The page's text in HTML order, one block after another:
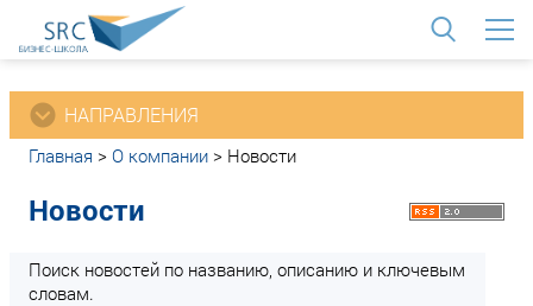
НАПРАВЛЕНИЯ
Главная > О компании > Новости
Новости
Поиск новостей по названию, описанию и ключевым
словам.